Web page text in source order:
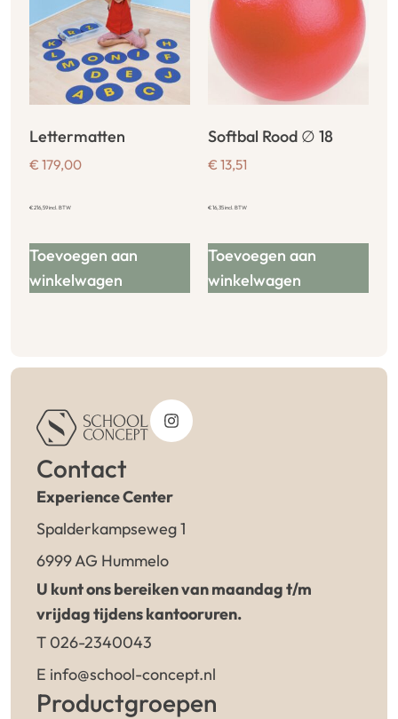
Lettermatten
€ 179,00
€216,59incl. BTW
Toevoegen aan
winkelwagen
Softbal Rood ∅ 18
€ 13,51
€16,35incl. BTW
Toevoegen aan
winkelwagen
Contact
Experience Center
Spalderkampseweg 1
6999 AG Hummelo
U kunt ons bereiken van maandag t/m
vrijdag tijdens kantooruren.
T 026-2340043
E info@school-concept.nl
Productgroepen